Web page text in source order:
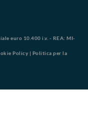
euro 10.400 i.v. - REA: MI-
Policy | Politica per la